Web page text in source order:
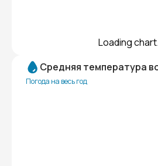
Loading
Средняя температура
Погода на весь год